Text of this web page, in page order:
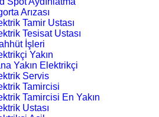
Arızası
Tamir Ustası
Tesisat Ustası
İşleri
Yakın
Yakın Elektrikçi
Servis
Tamircisi
Tamircisi En Yakın
Ustası